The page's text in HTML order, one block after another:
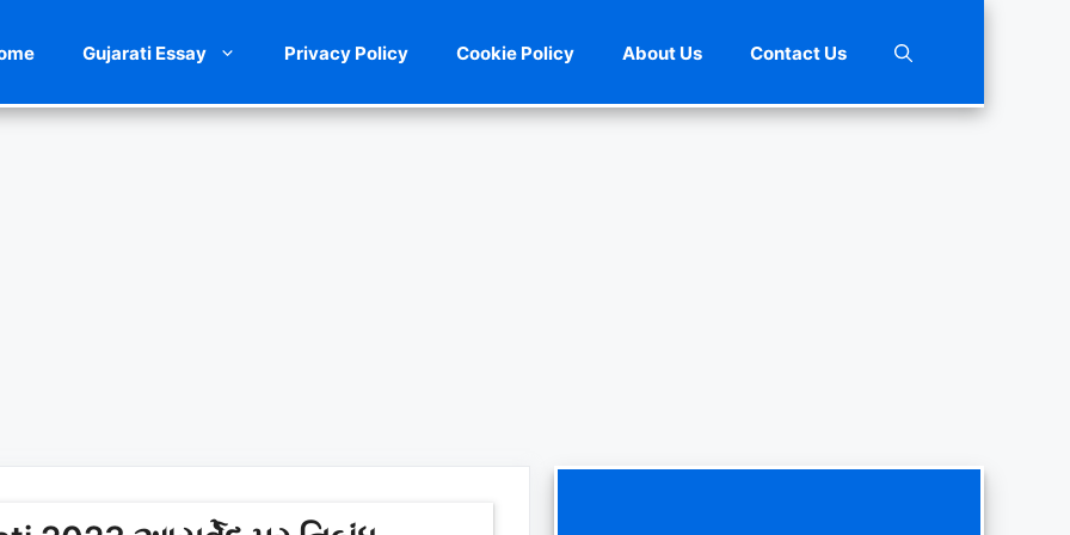
Gujarati Essay Privacy Policy Cookie Policy About Us Contact Us